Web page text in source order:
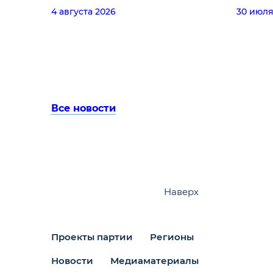
4 августа 2026 30
Все новости
Проекты партии Регионы
Новости Медиаматериалы
Наверх